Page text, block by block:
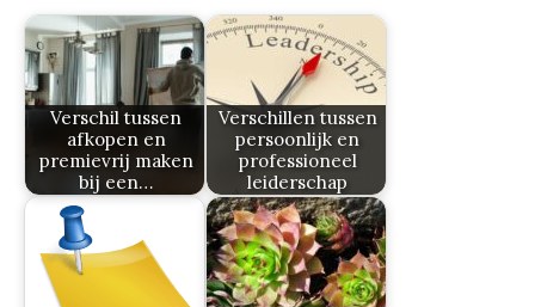
Verschil tussen
afkopen en
premievrij maken
bij een…
Verschillen tussen
persoonlijk en
professioneel
leiderschap